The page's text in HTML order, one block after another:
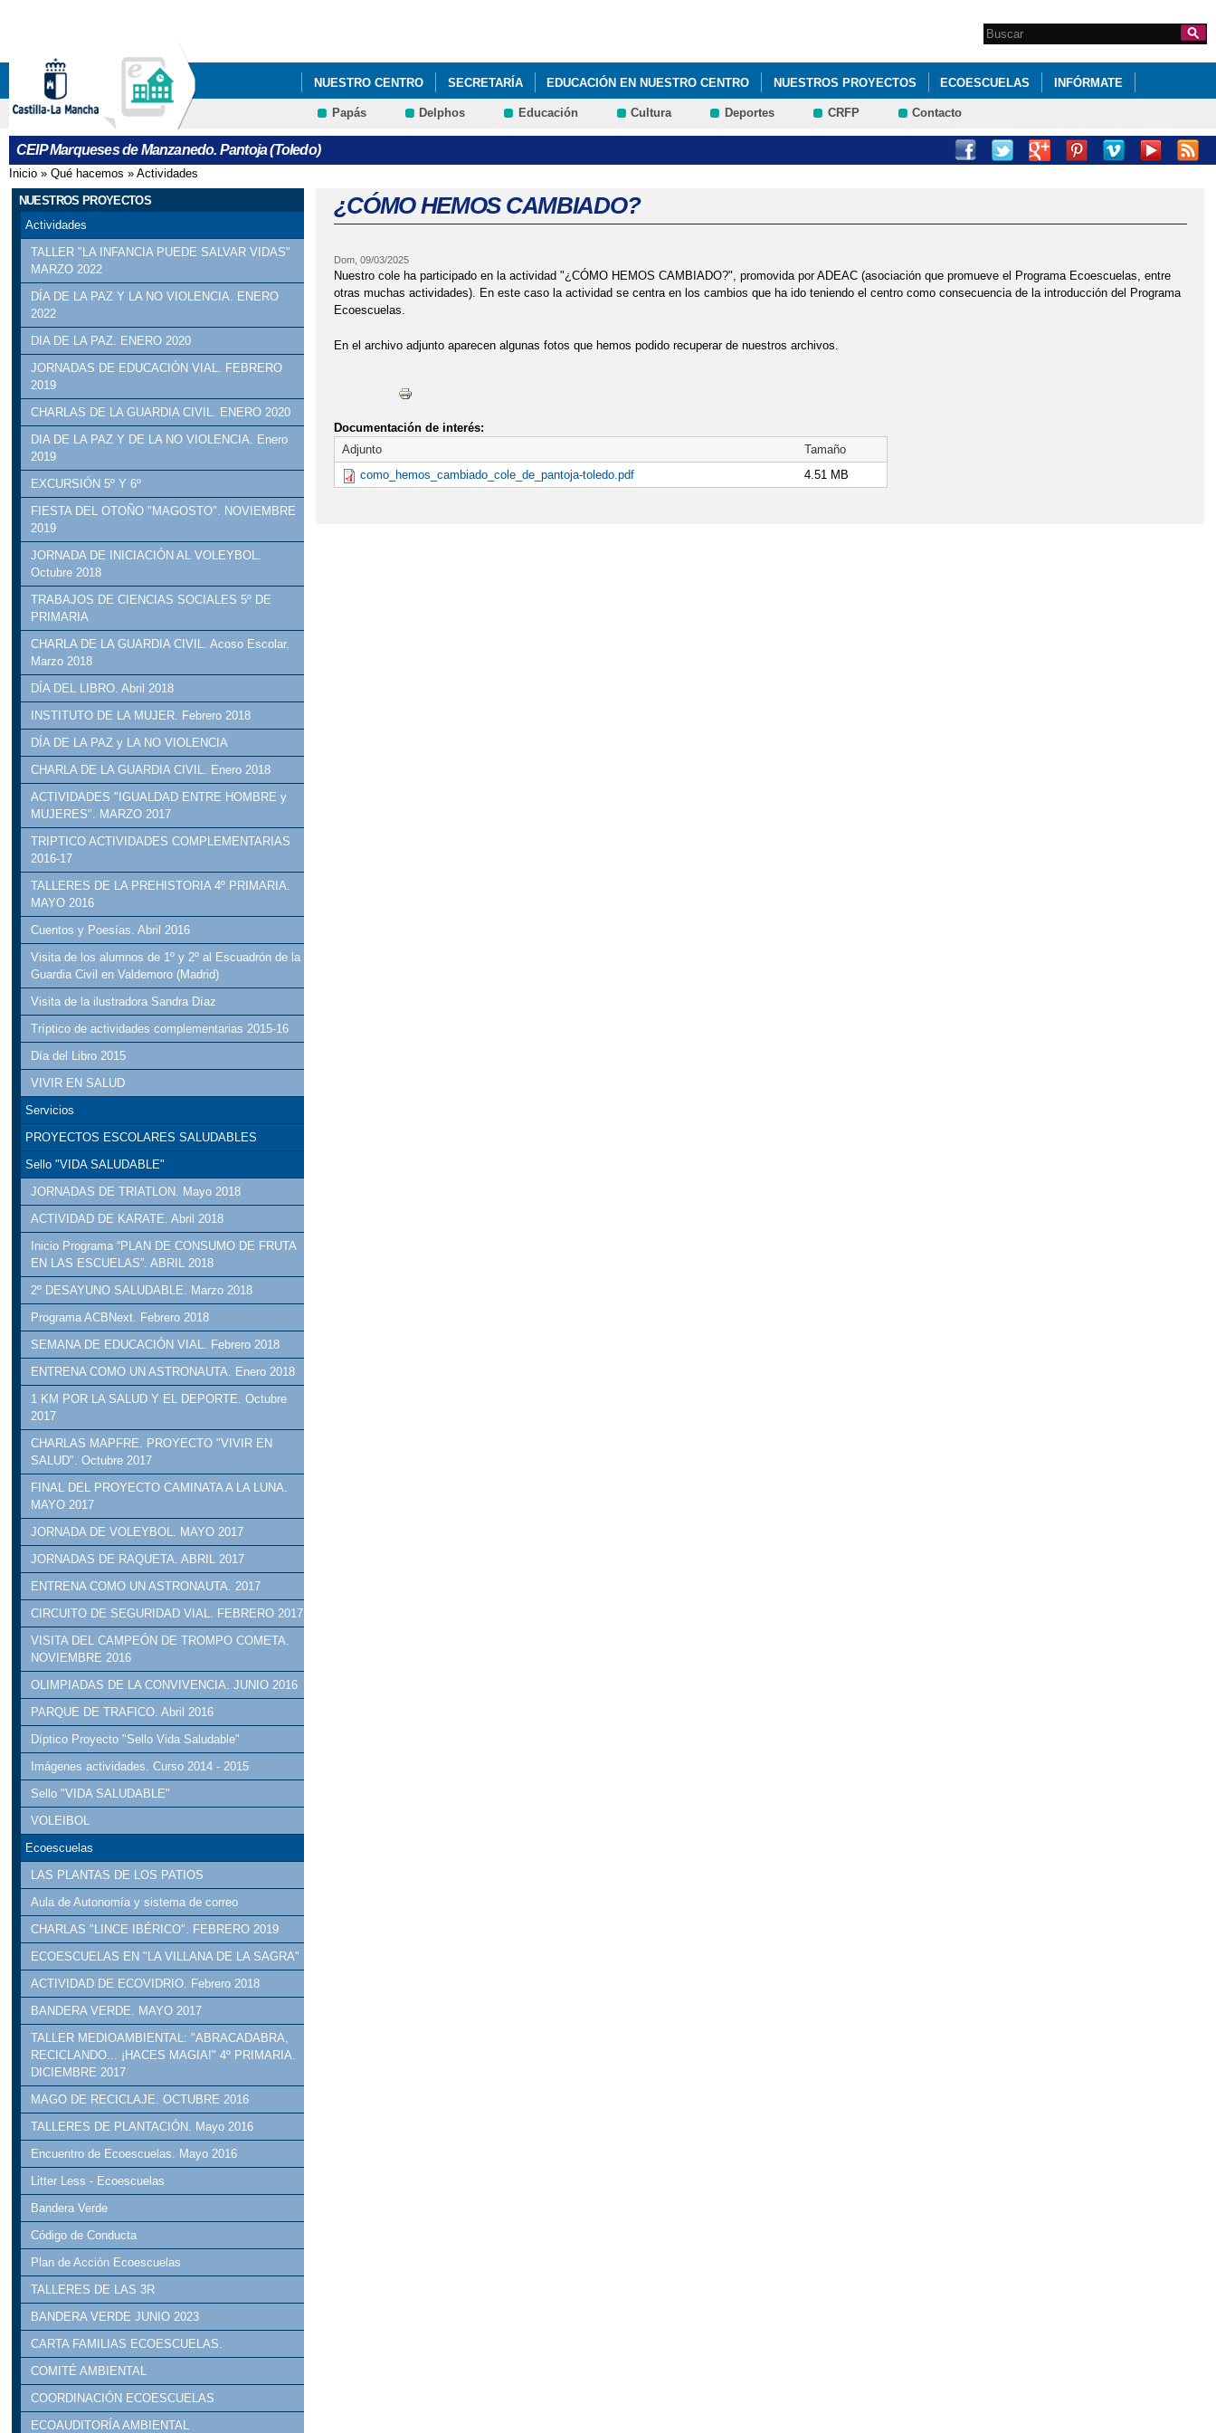
Formulario de
búsqueda
Search this site
NUESTRO CENTRO SECRETARÍA EDUCACIÓN EN NUESTRO CENTRO NUESTROS PROYECTOS ECOESCUELAS INFÓRMATE
Papás Delphos Educación Cultura Deportes CRFP Contacto
CEIP Marqueses de Manzanedo. Pantoja (Toledo)
Se encuentra usted aquí
Inicio » Qué hacemos » Actividades
NUESTROS PROYECTOS
Actividades
TALLER "LA INFANCIA PUEDE SALVAR VIDAS"
MARZO 2022
DÍA DE LA PAZ Y LA NO VIOLENCIA. ENERO
2022
DIA DE LA PAZ. ENERO 2020
JORNADAS DE EDUCACIÓN VIAL. FEBRERO
2019
CHARLAS DE LA GUARDIA CIVIL. ENERO 2020
DIA DE LA PAZ Y DE LA NO VIOLENCIA. Enero
2019
EXCURSIÓN 5º Y 6º
FIESTA DEL OTOÑO "MAGOSTO". NOVIEMBRE
2019
JORNADA DE INICIACIÓN AL VOLEYBOL.
Octubre 2018
TRABAJOS DE CIENCIAS SOCIALES 5º DE
PRIMARIA
CHARLA DE LA GUARDIA CIVIL. Acoso Escolar.
Marzo 2018
DÍA DEL LIBRO. Abril 2018
INSTITUTO DE LA MUJER. Febrero 2018
DÍA DE LA PAZ y LA NO VIOLENCIA
CHARLA DE LA GUARDIA CIVIL. Enero 2018
ACTIVIDADES "IGUALDAD ENTRE HOMBRE y
MUJERES". MARZO 2017
TRIPTICO ACTIVIDADES COMPLEMENTARIAS
2016-17
TALLERES DE LA PREHISTORIA 4º PRIMARIA.
MAYO 2016
Cuentos y Poesías. Abril 2016
Visita de los alumnos de 1º y 2º al Escuadrón de la
Guardia Civil en Valdemoro (Madrid)
Visita de la ilustradora Sandra Díaz
Tríptico de actividades complementarias 2015-16
Día del Libro 2015
VIVIR EN SALUD
Servicios
PROYECTOS ESCOLARES SALUDABLES
Sello "VIDA SALUDABLE"
JORNADAS DE TRIATLON. Mayo 2018
ACTIVIDAD DE KARATE. Abril 2018
Inicio Programa “PLAN DE CONSUMO DE FRUTA
EN LAS ESCUELAS”. ABRIL 2018
2º DESAYUNO SALUDABLE. Marzo 2018
Programa ACBNext. Febrero 2018
SEMANA DE EDUCACIÓN VIAL. Febrero 2018
ENTRENA COMO UN ASTRONAUTA. Enero 2018
1 KM POR LA SALUD Y EL DEPORTE. Octubre
2017
CHARLAS MAPFRE. PROYECTO "VIVIR EN
SALUD". Octubre 2017
FINAL DEL PROYECTO CAMINATA A LA LUNA.
MAYO 2017
JORNADA DE VOLEYBOL. MAYO 2017
JORNADAS DE RAQUETA. ABRIL 2017
ENTRENA COMO UN ASTRONAUTA. 2017
CIRCUITO DE SEGURIDAD VIAL. FEBRERO 2017
VISITA DEL CAMPEÓN DE TROMPO COMETA.
NOVIEMBRE 2016
OLIMPIADAS DE LA CONVIVENCIA. JUNIO 2016
PARQUE DE TRAFICO. Abril 2016
Díptico Proyecto "Sello Vida Saludable"
Imágenes actividades. Curso 2014 - 2015
Sello "VIDA SALUDABLE"
VOLEIBOL
Ecoescuelas
LAS PLANTAS DE LOS PATIOS
Aula de Autonomía y sistema de correo
CHARLAS "LINCE IBÉRICO". FEBRERO 2019
ECOESCUELAS EN "LA VILLANA DE LA SAGRA"
ACTIVIDAD DE ECOVIDRIO. Febrero 2018
BANDERA VERDE. MAYO 2017
TALLER MEDIOAMBIENTAL: "ABRACADABRA,
RECICLANDO... ¡HACES MAGIA!" 4º PRIMARIA.
DICIEMBRE 2017
MAGO DE RECICLAJE. OCTUBRE 2016
TALLERES DE PLANTACIÓN. Mayo 2016
Encuentro de Ecoescuelas. Mayo 2016
Litter Less - Ecoescuelas
Bandera Verde
Código de Conducta
Plan de Acción Ecoescuelas
TALLERES DE LAS 3R
BANDERA VERDE JUNIO 2023
CARTA FAMILIAS ECOESCUELAS.
COMITÉ AMBIENTAL
COORDINACIÓN ECOESCUELAS
ECOAUDITORÍA AMBIENTAL
¿CÓMO HEMOS CAMBIADO?
Dom, 09/03/2025
Nuestro cole ha participado en la actividad "¿CÓMO HEMOS CAMBIADO?", promovida por ADEAC (asociación que promueve el Programa Ecoescuelas, entre
otras muchas actividades). En este caso la actividad se centra en los cambios que ha ido teniendo el centro como consecuencia de la introducción del Programa
Ecoescuelas.
En el archivo adjunto aparecen algunas fotos que hemos podido recuperar de nuestros archivos.
Documentación de interés:
Adjunto
Tamaño
como_hemos_cambiado_cole_de_pantoja-toledo.pdf
4.51 MB